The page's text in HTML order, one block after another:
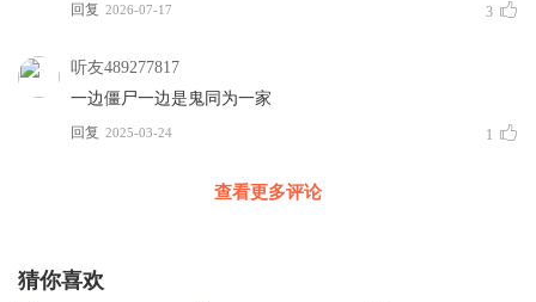
回复 2026-07-17 3
听友489277817
一边僵尸一边是鬼同为一家
回复 2025-03-24 1
查看更多评论
猜你喜欢